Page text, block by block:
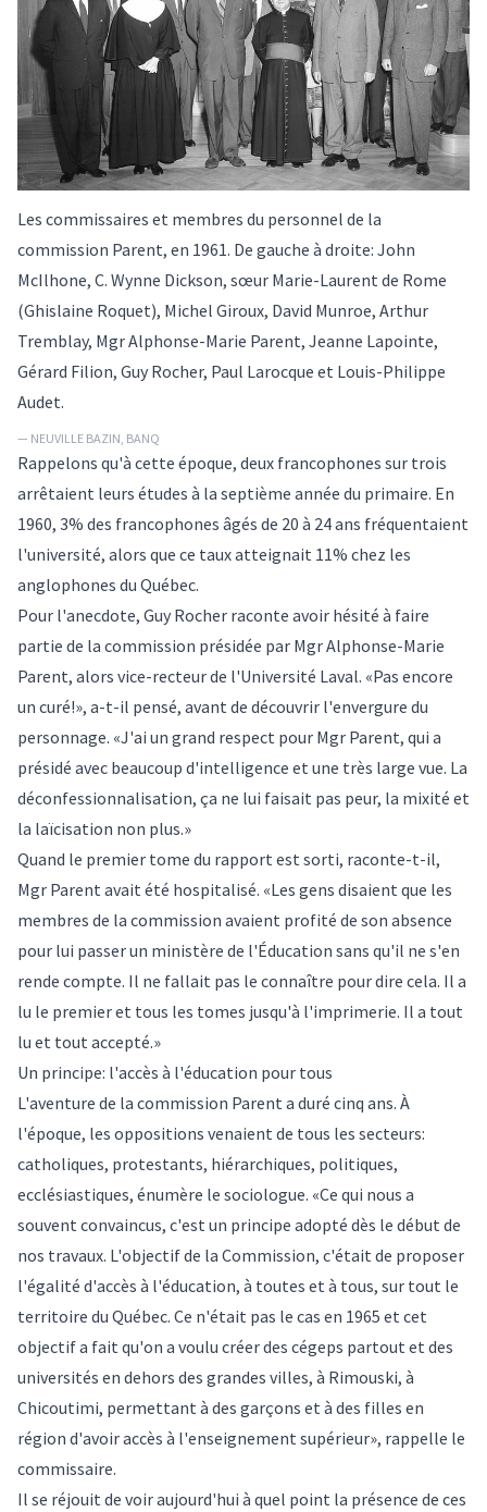
Les commissaires et membres du personnel de la
commission Parent, en 1961. De gauche à droite: John
McIlhone, C. Wynne Dickson, sœur Marie-Laurent de Rome
(Ghislaine Roquet), Michel Giroux, David Munroe, Arthur
Tremblay, Mgr Alphonse-Marie Parent, Jeanne Lapointe,
Gérard Filion, Guy Rocher, Paul Larocque et Louis-Philippe
Audet.
— NEUVILLE BAZIN, BANQ
Rappelons qu'à cette époque, deux francophones sur trois
arrêtaient leurs études à la septième année du primaire. En
1960, 3% des francophones âgés de 20 à 24 ans fréquentaient
l'université, alors que ce taux atteignait 11% chez les
anglophones du Québec.
Pour l'anecdote, Guy Rocher raconte avoir hésité à faire
partie de la commission présidée par Mgr Alphonse-Marie
Parent, alors vice-recteur de l'Université Laval. «Pas encore
un curé!», a-t-il pensé, avant de découvrir l'envergure du
personnage. «J'ai un grand respect pour Mgr Parent, qui a
présidé avec beaucoup d'intelligence et une très large vue. La
déconfessionnalisation, ça ne lui faisait pas peur, la mixité et
la laïcisation non plus.»
Quand le premier tome du rapport est sorti, raconte-t-il,
Mgr Parent avait été hospitalisé. «Les gens disaient que les
membres de la commission avaient profité de son absence
pour lui passer un ministère de l'Éducation sans qu'il ne s'en
rende compte. Il ne fallait pas le connaître pour dire cela. Il a
lu le premier et tous les tomes jusqu'à l'imprimerie. Il a tout
lu et tout accepté.»
Un principe: l'accès à l'éducation pour tous
L'aventure de la commission Parent a duré cinq ans. À
l'époque, les oppositions venaient de tous les secteurs:
catholiques, protestants, hiérarchiques, politiques,
ecclésiastiques, énumère le sociologue. «Ce qui nous a
souvent convaincus, c'est un principe adopté dès le début de
nos travaux. L'objectif de la Commission, c'était de proposer
l'égalité d'accès à l'éducation, à toutes et à tous, sur tout le
territoire du Québec. Ce n'était pas le cas en 1965 et cet
objectif a fait qu'on a voulu créer des cégeps partout et des
universités en dehors des grandes villes, à Rimouski, à
Chicoutimi, permettant à des garçons et à des filles en
région d'avoir accès à l'enseignement supérieur», rappelle le
commissaire.
Il se réjouit de voir aujourd'hui à quel point la présence de ces